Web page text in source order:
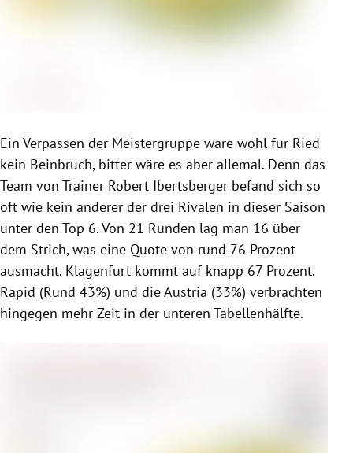
Ein Verpassen der Meistergruppe wäre wohl für Ried
kein Beinbruch, bitter wäre es aber allemal. Denn das
Team von Trainer Robert Ibertsberger befand sich so
oft wie kein anderer der drei Rivalen in dieser Saison
unter den Top 6. Von 21 Runden lag man 16 über
dem Strich, was eine Quote von rund 76 Prozent
ausmacht. Klagenfurt kommt auf knapp 67 Prozent,
Rapid (Rund 43%) und die Austria (33%) verbrachten
hingegen mehr Zeit in der unteren Tabellenhälfte.